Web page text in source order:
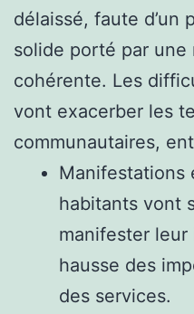
délaissé, faute d’un
solide porté par une
cohérente. Les
vont exacerber les
communautaires,
Manifestations
habitants vont
manifester
hausse des
des services.